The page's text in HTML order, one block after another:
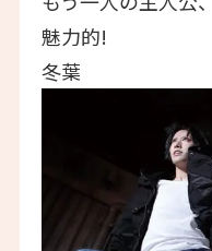
魅力的!
冬葉